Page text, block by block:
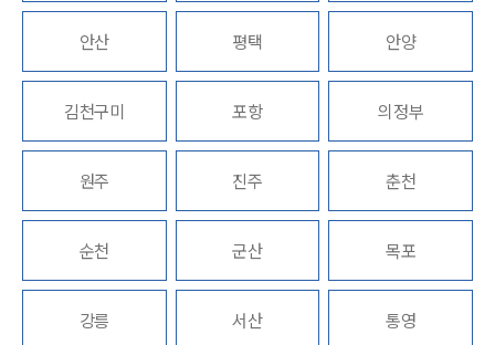
소식/자료
언론보도
공지사항
법률 블로그
법률서식
세미나
대륜법률상담예약
안산 평택 안양
김천구미 포항 의정부
원주 진주 춘천
순천 군산 목포
강릉 서산 통영